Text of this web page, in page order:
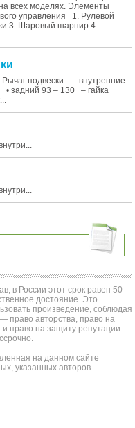
всех моделях. Элементы
управления 1. Рулевой
3. Шаровый шарнир 4.
подвески: – внутренние
93 – 130 – гайка
в России этот срок равен 50-
достояние. Это
произведение, соблюдая
право авторства, право на
и право на защиту репутации
на данном сайте
указанных авторов.